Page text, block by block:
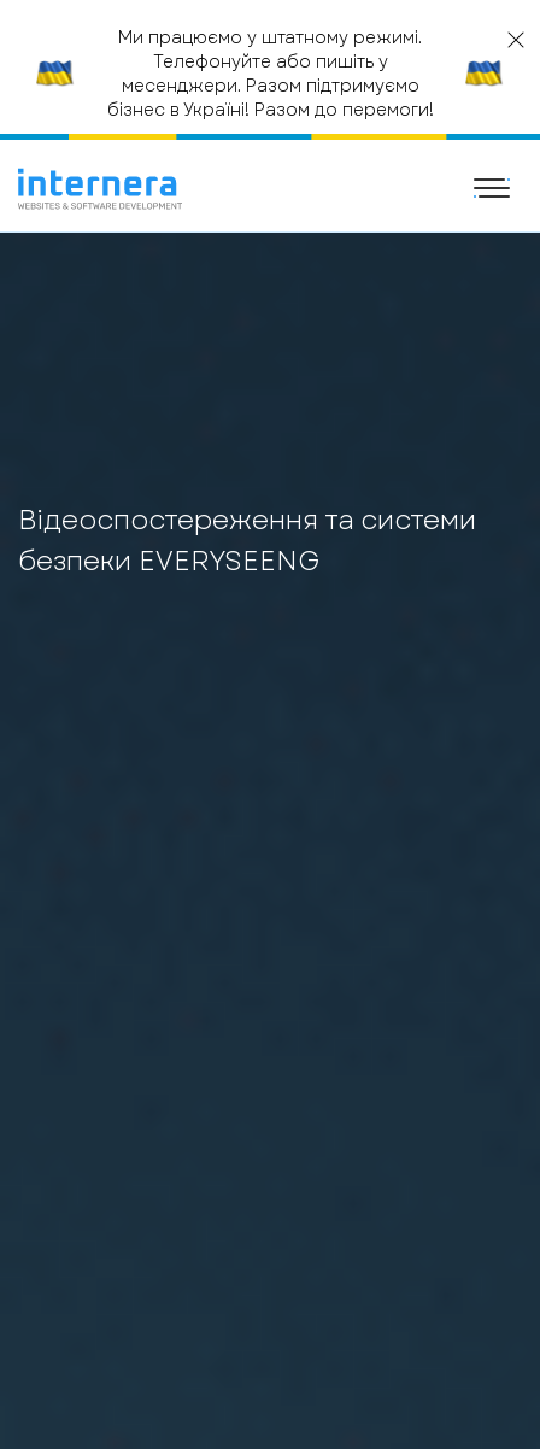
Ми працюємо у штатному режимі.
Телефонуйте або пишіть у
месенджери. Разом підтримуємо
бізнес в Україні! Разом до перемоги!
ГОЛОВНА ІНТЕРНЕТ МАГАЗИН
ВІДЕОСПОСТЕРЕЖЕННЯ ТА
СИСТЕМИ БЕЗПЕКИ EVERYSEENG
Відеоспостереження та системи
безпеки EVERYSEENG